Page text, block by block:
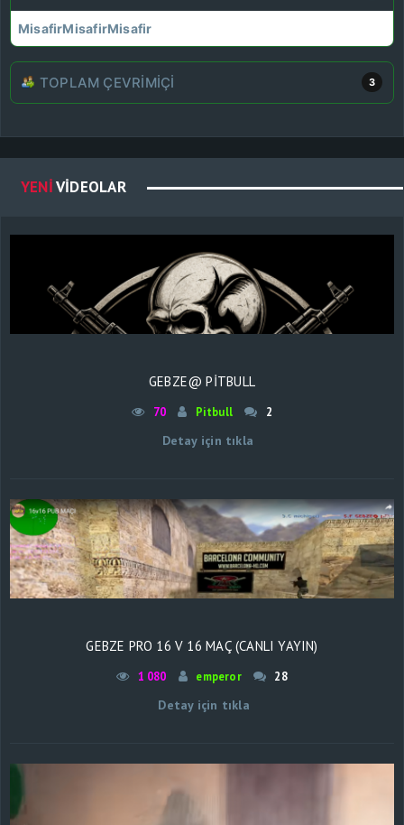
MisafirMisafirMisafir
TOPLAM ÇEVRIMIÇI 3
YENIVIDEOLAR
GEBZE@ PİTBULL
70 Pitbull 2
Detay için tıkla
GEBZE PRO 16 V 16 MAÇ (CANLI YAYIN)
1 080 emperor 28
Detay için tıkla